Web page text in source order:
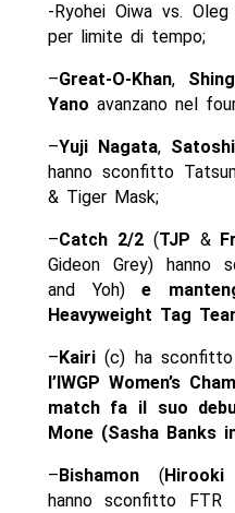
-Ryohei Oiwa vs.
per limite di tempo;
–Great-O-Khan,
Yano avanzano nel
–Yuji Nagata,
hanno sconfitto
& Tiger Mask;
–Catch 2/2(TJP &
Gideon Grey) hanno
and Yoh)e
Heavyweight Tag
– Kairi(c) ha sconfitto
l’IWGP Women’s
match fa il suo
Mone (Sasha Banks
– Bishamon( Hirooki
hanno sconfitto FTR